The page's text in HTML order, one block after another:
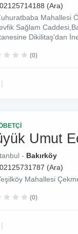
(Ara)
Mahallesi
Sağlam
Dikilitaş'dan
(0)
Umut
- Bakırköy
(Ara)
Mahallesi
(0)